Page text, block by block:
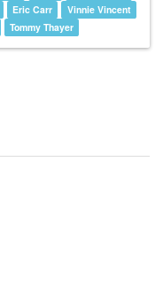
Eric Carr
Vinnie Vincent
Tommy Thayer